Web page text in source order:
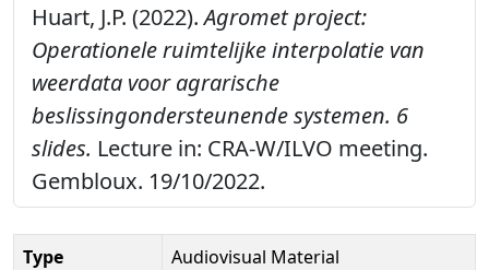
Huart, J.P. (2022).Agromet project:
Operationele ruimtelijke interpolatie van
weerdata voor agrarische
beslissingondersteunende systemen. 6
slides. Lecture in: CRA-W/ILVO meeting.
Gembloux. 19/10/2022.
Type
Audiovisual Material